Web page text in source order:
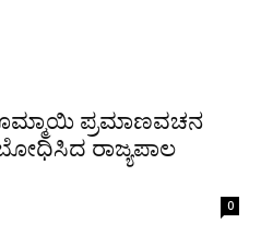
ಪ್ರಮಾಣವಚನ
ರಾಜ್ಯಪಾಲ
0